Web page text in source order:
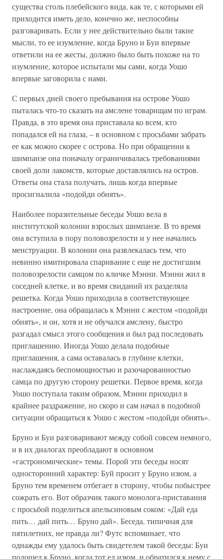
существа столь плебейского вида, как те, с которыми ей
приходится иметь дело, конечно же, неспособны
разговаривать. Если у нее действительно были такие
мысли, то ее изумление, когда Бруно и Буи впервые
ответили на ее жесты, должно было быть похоже на то
изумление, которое испытали мы сами, когда Уошо
впервые заговорила с нами.
С первых дней своего пребывания на острове Уошо
пыталась что-то сказать на амслене товарищам по играм.
Правда, в это время она приставала ко всем, кто
попадался ей на глаза, – в основном с просьбами забрать
ее как можно скорее с острова. Но при обращении к
шимпанзе она поначалу ограничивалась требованиями
своей доли лакомств, которые доставлялись на остров.
Ответы она стала получать, лишь когда впервые
просигналила «подойди обнять».
Наиболее поразительные беседы Уошо вела в
институтской колонии взрослых шимпанзе. В то время
она вступила в пору половозрелости и у нее начались
менструации. В колонии она развлекалась тем, что
невинно имитировала спаривание с еще не достигшим
половозрелости самцом по кличке Мэнни. Мэнни жил в
соседней клетке, и во время свиданий их разделяла
решетка. Когда Уошо приходила в соответствующее
настроение, она обращалась к Мэнни с жестом «подойди
обнять», и он, хотя и не обучался амслену, быстро
разгадал смысл этого сообщения и был рад последовать
приглашению. Иногда Уошо делала подобные
приглашения, а сама оставалась в глубине клетки,
наслаждаясь беспомощностью и разочарованностью
самца по другую сторону решетки. Первое время, когда
Уошо поступала таким образом, Мэнни приходил в
крайнее раздражение, но скоро и сам начал в подобной
ситуации обращаться к Уошо с жестом «подойди обнять».
Бруно и Буи разговаривают между собой совсем немного,
и в их диалогах преобладают в основном
«гастрономические» темы. Порой эти беседы носят
односторонний характер: Буй просит у Бруно изюм, а
Бруно тем временем отбегает в сторону, чтобы побыстрее
сожрать его. Вот образчик такого монолога-приставания
с просьбой поделиться апельсиновым соком: «Дай еда
пить… дай пить… Бруно дай». Беседа, типичная для
пятилетних, не правда ли? Футс вспоминает, что
однажды ему удалось быть свидетелем такой беседы: Буи
подошел к Бруно, когда тот ел изюм, и обратился к нему с